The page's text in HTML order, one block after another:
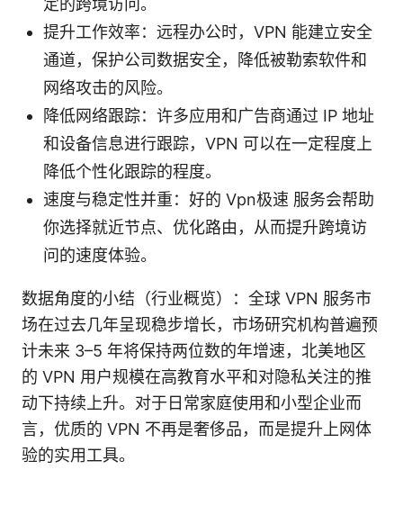
定的跨境访问。
提升工作效率：远程办公时，VPN 能建立安全
通道，保护公司数据安全，降低被勒索软件和
网络攻击的风险。
降低网络跟踪：许多应用和广告商通过 IP 地址
和设备信息进行跟踪，VPN 可以在一定程度上
降低个性化跟踪的程度。
速度与稳定性并重：好的 Vpn极速 服务会帮助
你选择就近节点、优化路由，从而提升跨境访
问的速度体验。
数据角度的小结（行业概览）：全球 VPN 服务市
场在过去几年呈现稳步增长，市场研究机构普遍预
计未来 3–5 年将保持两位数的年增速，北美地区
的 VPN 用户规模在高教育水平和对隐私关注的推
动下持续上升。对于日常家庭使用和小型企业而
言，优质的 VPN 不再是奢侈品，而是提升上网体
验的实用工具。